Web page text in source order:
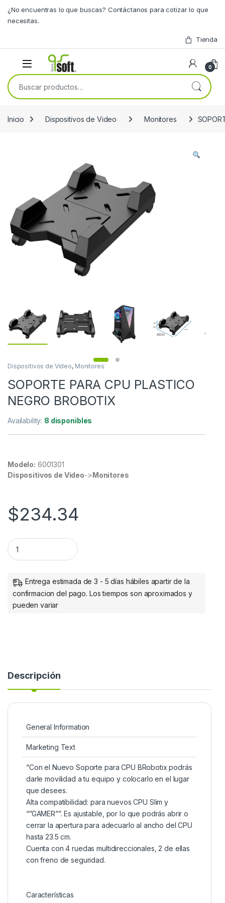
¿No encuentras lo que buscas? Contáctanos para cotizar lo que
necesitas.
Tienda
0
Buscar por:
Inicio Dispositivos de Video Monitores
Dispositivos de Video, Monitores
SOPORTE PARA CPU PLASTICO
NEGRO BROBOTIX
Availability: 8 disponibles
Modelo: 6001301
Dispositivos de Video-> Monitores
$234.34
SOPORTE PARA CPU PLASTICO NEGRO BROBOTIX quantity
Entrega estimada de 3 - 5 días hábiles apartir de la
confirmacion del pago. Los tiempos son aproximados y
pueden variar
Descripción
General Information
Marketing Text
“Con el Nuevo Soporte para CPU BRobotix podrás
darle movilidad a tu equipo y colocarlo en el lugar
que desees.
Alta compatibilidad: para nuevos CPU Slim y
“”GAMER””. Es ajustable, por lo que podrás abrir o
cerrar la apertura para adecuarlo al ancho del CPU
hasta 23.5 cm.
Cuenta con 4 ruedas multidireccionales, 2 de ellas
con freno de seguridad.
Características